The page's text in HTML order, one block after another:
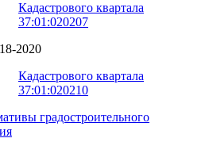
Кадастрового квартала
37:01:020207
2020
Кадастрового квартала
37:01:020210
градостроительного